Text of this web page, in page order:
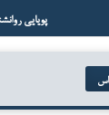
پویایی